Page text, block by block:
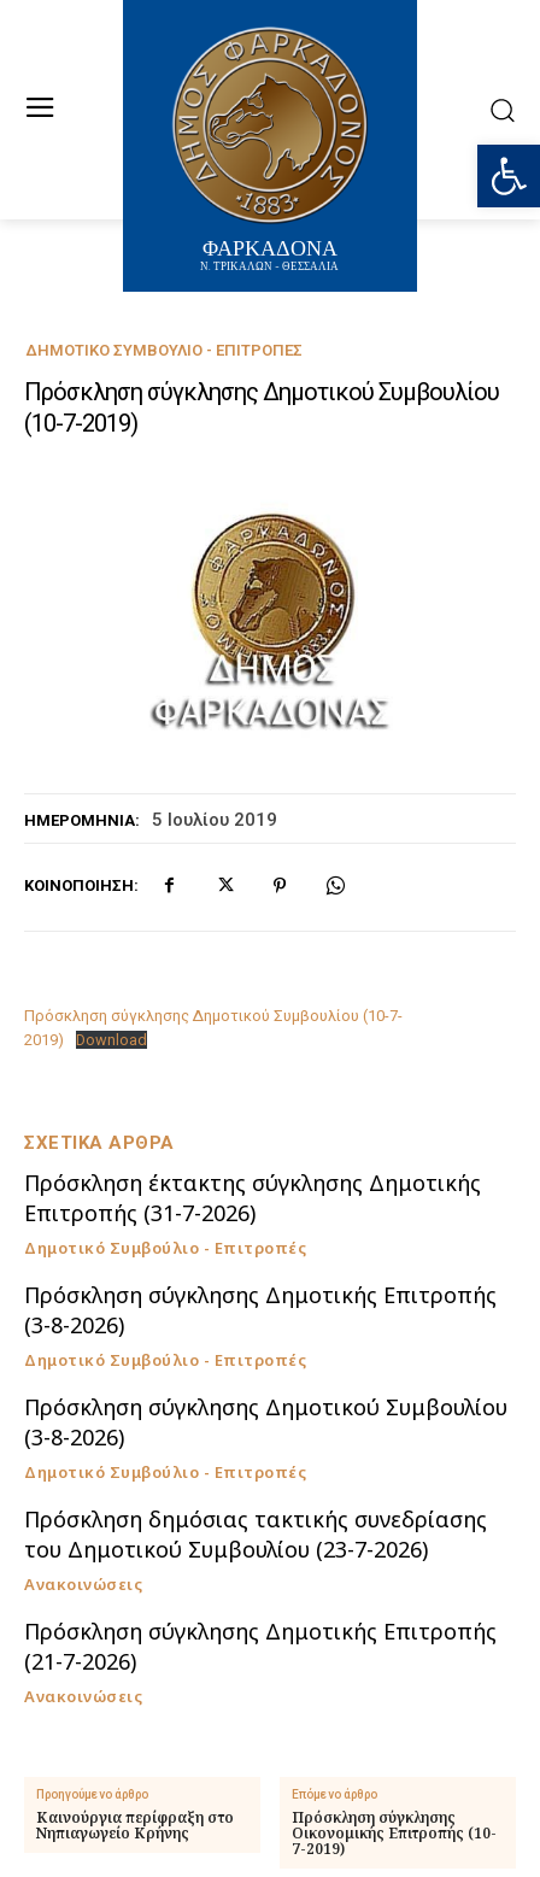
ΦΑΡΚΑΔΟΝΑ
Ν. ΤΡΙΚΑΛΩΝ - ΘΕΣΣΑΛΙΑ
ΗΜΕΡΟΜΗΝΊΑ: 5 Ιουλίου 2019
ΚΟΙΝΟΠΟΊΗΣΗ:
ΔΗΜΟΤΙΚΌ ΣΥΜΒΟΎΛΙΟ - ΕΠΙΤΡΟΠΈΣ
Πρόσκληση σύγκλησης Δημοτικού Συμβουλίου
(10-7-2019)
ΣΧΕΤΙΚΑ ΑΡΘΡΑ
Πρόσκληση έκτακτης σύγκλησης Δημοτικής
Επιτροπής (31-7-2026)
Δημοτικό Συμβούλιο - Επιτροπές
Πρόσκληση σύγκλησης Δημοτικής Επιτροπής
(3-8-2026)
Δημοτικό Συμβούλιο - Επιτροπές
Πρόσκληση σύγκλησης Δημοτικού Συμβουλίου
(3-8-2026)
Δημοτικό Συμβούλιο - Επιτροπές
Πρόσκληση δημόσιας τακτικής συνεδρίασης
του Δημοτικού Συμβουλίου (23-7-2026)
Ανακοινώσεις
Πρόσκληση σύγκλησης Δημοτικής Επιτροπής
(21-7-2026)
Ανακοινώσεις
Πρόσκληση σύγκλησης Δημοτικού Συμβουλίου (10-7-
2019)
Download
Προηγούμενο άρθρο
Καινούργια περίφραξη στο
Νηπιαγωγείο Κρήνης
Επόμενο άρθρο
Πρόσκληση σύγκλησης
Οικονομικής Επιτροπής (10-
7-2019)